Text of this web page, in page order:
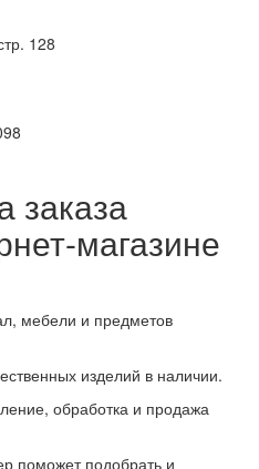
128
заказа
магазине
мебели и предметов
изделий в наличии.
обработка и продажа
поможет подобрать и